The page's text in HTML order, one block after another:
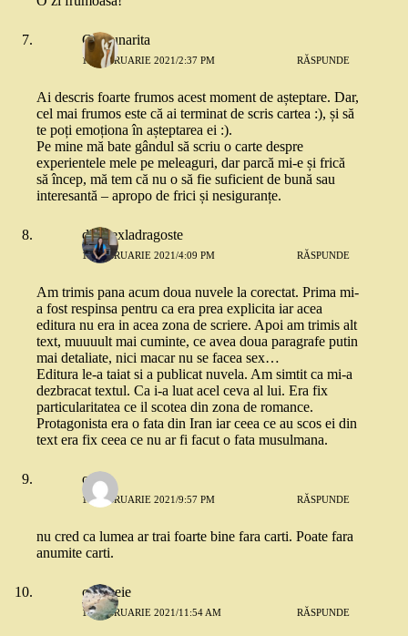
Capsunarita
18 FEBRUARIE 2021/2:37 PM RĂSPUNDE
Ai descris foarte frumos acest moment de așteptare. Dar,
cel mai frumos este că ai terminat de scris cartea :), și să
te poți emoționa în așteptarea ei :).
Pe mine mă bate gândul să scriu o carte despre
experientele mele pe meleaguri, dar parcă mi-e și frică
să încep, mă tem că nu o să fie suficient de bună sau
interesantă – apropo de frici și nesiguranțe.
delasexladragoste
18 FEBRUARIE 2021/4:09 PM RĂSPUNDE
Am trimis pana acum doua nuvele la corectat. Prima mi-
a fost respinsa pentru ca era prea explicita iar acea
editura nu era in acea zona de scriere. Apoi am trimis alt
text, muuuult mai cuminte, ce avea doua paragrafe putin
mai detaliate, nici macar nu se facea sex…
Editura le-a taiat si a publicat nuvela. Am simtit ca mi-a
dezbracat textul. Ca i-a luat acel ceva al lui. Era fix
particularitatea ce il scotea din zona de romance.
Protagonista era o fata din Iran iar ceea ce au scos ei din
text era fix ceea ce nu ar fi facut o fata musulmana.
o
18 FEBRUARIE 2021/9:57 PM RĂSPUNDE
nu cred ca lumea ar trai foarte bine fara carti. Poate fara
anumite carti.
o femeie
19 FEBRUARIE 2021/11:54 AM RĂSPUNDE